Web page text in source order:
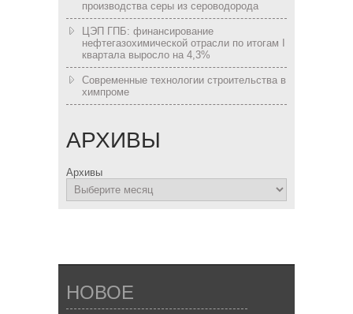
производства серы из сероводорода
ЦЭП ГПБ: финансирование
нефтегазохимической отрасли по итогам I
квартала выросло на 4,3%
Современные технологии строительства в
химпроме
АРХИВЫ
Архивы
НОВОЕ